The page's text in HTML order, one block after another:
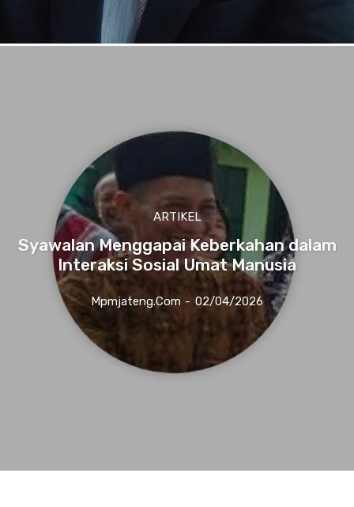
ARTIKEL
Syawalan Menggapai Keberkahan dalam
Interaksi Sosial Umat Manusia
Mpmjateng.com - 02/04/2026